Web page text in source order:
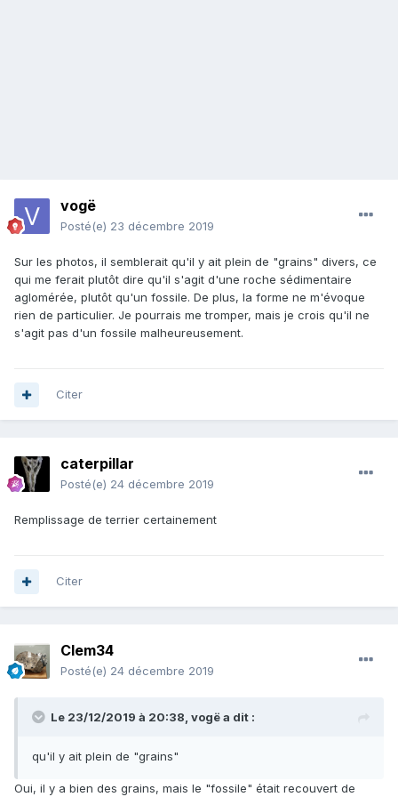
vogë
Posté(e) 23 décembre 2019
Sur les photos, il semblerait qu'il y ait plein de "grains" divers, ce
qui me ferait plutôt dire qu'il s'agit d'une roche sédimentaire
aglomérée, plutôt qu'un fossile. De plus, la forme ne m'évoque
rien de particulier. Je pourrais me tromper, mais je crois qu'il ne
s'agit pas d'un fossile malheureusement.
Citer
caterpillar
Posté(e) 24 décembre 2019
Remplissage de terrier certainement
Citer
Clem34
Posté(e) 24 décembre 2019
Le 23/12/2019 à 20:38, vogëa dit :
qu'il y ait plein de "grains"
Oui, il y a bien des grains, mais le "fossile" était recouvert de